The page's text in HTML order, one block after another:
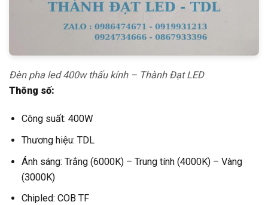
Đèn pha led 400w thấu kính – Thành Đạt LED
Thông số:
Công suất: 400W
Thương hiệu: TDL
Ánh sáng: Trắng (6000K) – Trung tính (4000K) – Vàng
(3000K)
Chipled: COB TF